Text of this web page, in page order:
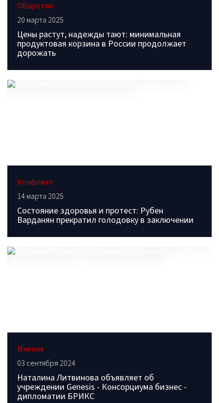
Общество
20 марта 2025
Цены растут, надежды тают: минимальная
продуктовая корзина в России продолжает
дорожать
Конфликт
14 марта 2025
Состояние здоровья и протест: Рубен
Варданян прекратил голодовку в заключении
Мнения
03 сентября 2024
Наталина Литвинова объявляет об
учреждении Genesis - Консорциума бизнес -
дипломатии БРИКС